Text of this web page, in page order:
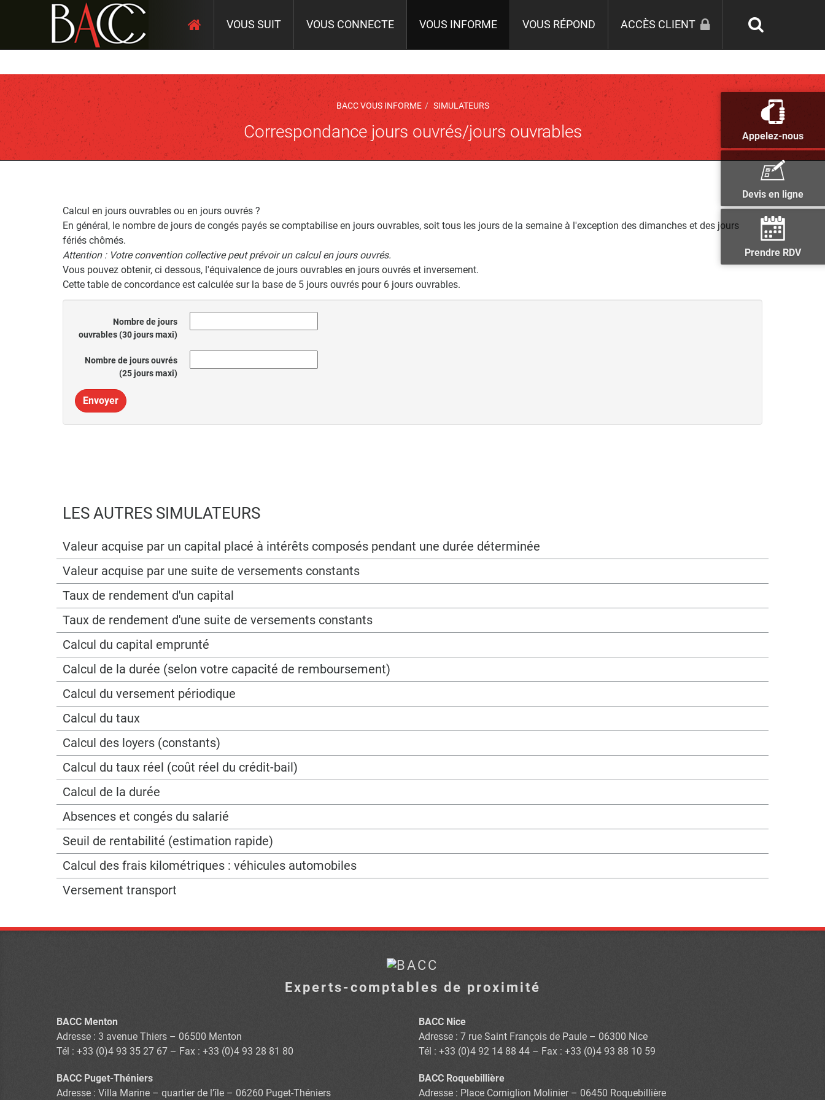
VOUS SUIT VOUS CONNECTE VOUS INFORME VOUS RÉPOND ACCÈS CLIENT
BACC VOUS INFORME SIMULATEURS
Appelez-nous
Devis en ligne
Prendre RDV
Correspondance jours ouvrés/jours ouvrables
Calcul en jours ouvrables ou en jours ouvrés ?
En général, le nombre de jours de congés payés se comptabilise en jours ouvrables, soit tous les jours de la semaine à l'exception des dimanches et des jours
fériés chômés.
Attention : Votre convention collective peut prévoir un calcul en jours ouvrés.
Vous pouvez obtenir, ci dessous, l'équivalence de jours ouvrables en jours ouvrés et inversement.
Cette table de concordance est calculée sur la base de 5 jours ouvrés pour 6 jours ouvrables.
Nombre de jours
ouvrables (30 jours maxi)
Nombre de jours ouvrés
(25 jours maxi)
Envoyer
LES AUTRES SIMULATEURS
Valeur acquise par un capital placé à intérêts composés pendant une durée déterminée
Valeur acquise par une suite de versements constants
Taux de rendement d'un capital
Taux de rendement d'une suite de versements constants
Calcul du capital emprunté
Calcul de la durée (selon votre capacité de remboursement)
Calcul du versement périodique
Calcul du taux
Calcul des loyers (constants)
Calcul du taux réel (coût réel du crédit-bail)
Calcul de la durée
Absences et congés du salarié
Seuil de rentabilité (estimation rapide)
Calcul des frais kilométriques : véhicules automobiles
Versement transport
Experts-comptables de proximité
BACC Menton
Adresse : 3 avenue Thiers – 06500 Menton
Tél : +33 (0)4 93 35 27 67 – Fax : +33 (0)4 93 28 81 80
BACC Nice
Adresse : 7 rue Saint François de Paule – 06300 Nice
Tél : +33 (0)4 92 14 88 44 – Fax : +33 (0)4 93 88 10 59
BACC Puget-Théniers
Adresse : Villa Marine – quartier de l’île – 06260 Puget-Théniers
BACC Roquebillière
Adresse : Place Corniglion Molinier – 06450 Roquebillière